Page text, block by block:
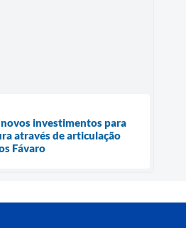
investimentos para
através de articulação
Fávaro